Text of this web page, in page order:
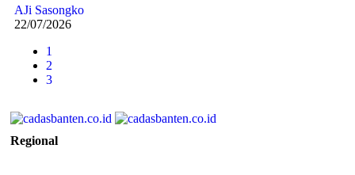
AJi Sasongko
22/07/2026
1
2
3
Regional